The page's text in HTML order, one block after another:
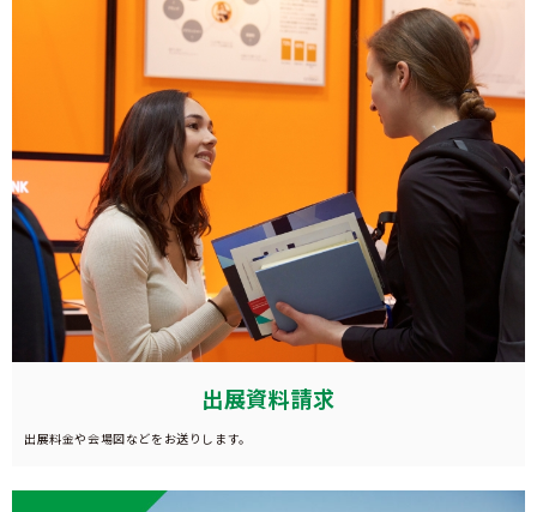
出展資料請求
出展料金や会場図などをお送りします。